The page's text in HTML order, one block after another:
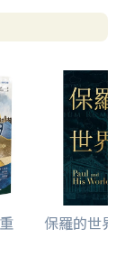
保羅的世界